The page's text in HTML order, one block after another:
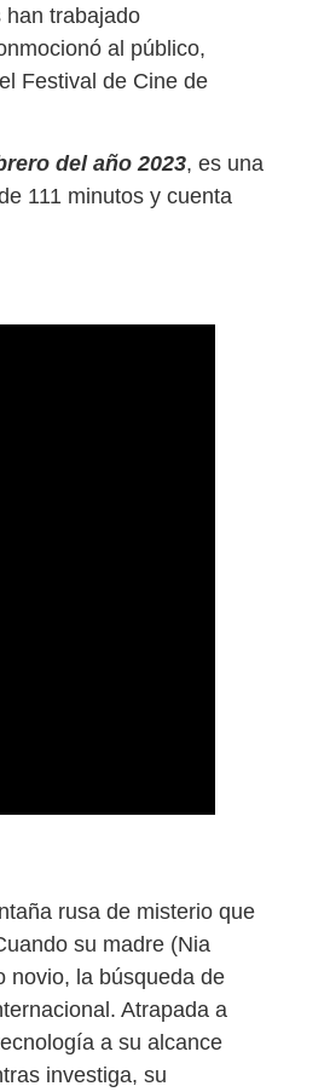
han trabajado
al público,
Festival de Cine de
del año 2023, es una
111 minutos y cuenta
rusa de misterio que
su madre (Nia
novio, la búsqueda de
Atrapada a
a su alcance
investiga, su